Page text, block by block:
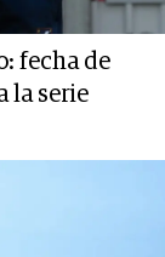
fecha de
la serie